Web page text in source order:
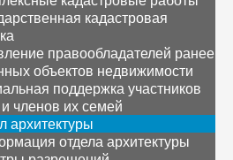
кадастровая
правообладателей ранее
объектов недвижимости
поддержка участников
членов их семей
архитектуры
отдела архитектуры